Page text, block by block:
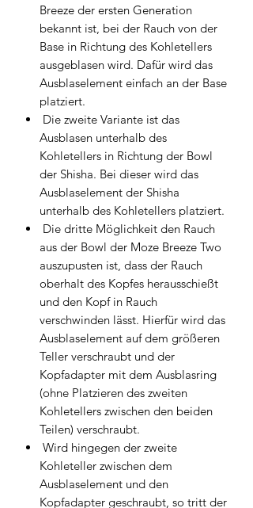
Breeze der ersten Generation
bekannt ist, bei der Rauch von der
Base in Richtung des Kohletellers
ausgeblasen wird. Dafür wird das
Ausblaselement einfach an der Base
platziert.
Die zweite Variante ist das
Ausblasen unterhalb des
Kohletellers in Richtung der Bowl
der Shisha. Bei dieser wird das
Ausblaselement der Shisha
unterhalb des Kohletellers platziert.
Die dritte Möglichkeit den Rauch
aus der Bowl der Moze Breeze Two
auszupusten ist, dass der Rauch
oberhalt des Kopfes herausschießt
und den Kopf in Rauch
verschwinden lässt. Hierfür wird das
Ausblaselement auf dem größeren
Teller verschraubt und der
Kopfadapter mit dem Ausblasring
(ohne Platzieren des zweiten
Kohletellers zwischen den beiden
Teilen) verschraubt.
Wird hingegen der zweite
Kohleteller zwischen dem
Ausblaselement und den
Kopfadapter geschraubt, so tritt der